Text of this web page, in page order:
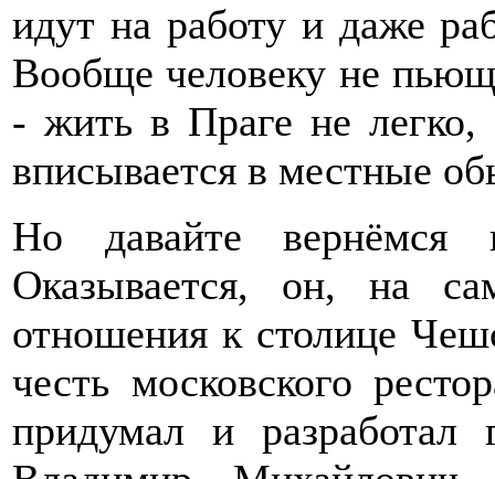
идут на работу и даже
Вообще человеку не
- жить в Праге не легко,
вписывается в местные
Но давайте вернёмся
Оказывается, он, на
отношения к столице
честь московского
придумал и разработал